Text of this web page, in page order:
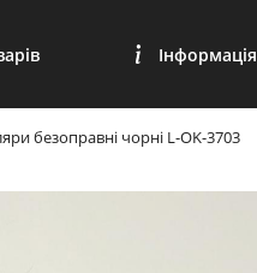
Інформація
безоправні чорні L-OK-3703